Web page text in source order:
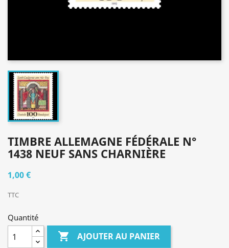
TIMBRE ALLEMAGNE FÉDÉRALE N°
1438 NEUF SANS CHARNIÈRE
1,00 €
TTC
Quantité
 AJOUTER AU PANIER